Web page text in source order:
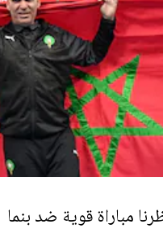
مباراة قوية ضد بنما